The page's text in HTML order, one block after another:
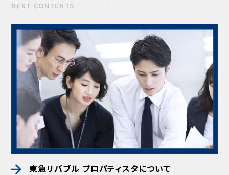
NEXT CONTENTS
東急リバブル プロパティスタについて